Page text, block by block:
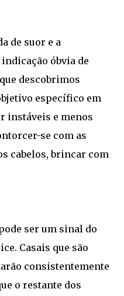
de suor e a
óbvia de
descobrimos
específico em
instáveis ​​e menos
se com as
cabelos, brincar com
ser um sinal do
Casais que são
consistentemente
o restante dos